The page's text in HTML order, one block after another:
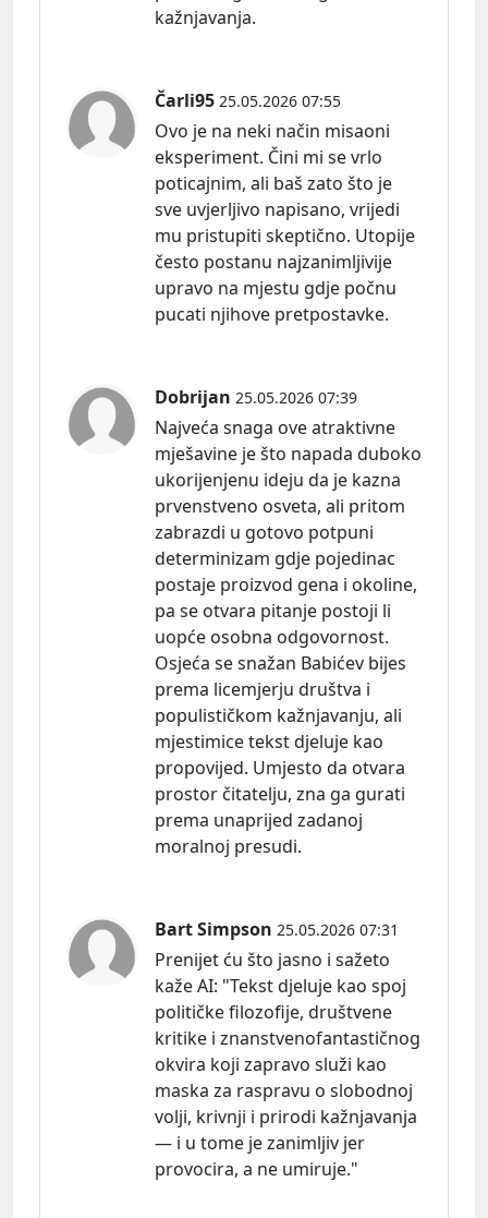
kažnjavanja.
Čarli95 25.05.2026 07:55
Ovo je na neki način misaoni
eksperiment. Čini mi se vrlo
poticajnim, ali baš zato što je
sve uvjerljivo napisano, vrijedi
mu pristupiti skeptično. Utopije
često postanu najzanimljivije
upravo na mjestu gdje počnu
pucati njihove pretpostavke.
Dobrijan 25.05.2026 07:39
Najveća snaga ove atraktivne
mješavine je što napada duboko
ukorijenjenu ideju da je kazna
prvenstveno osveta, ali pritom
zabrazdi u gotovo potpuni
determinizam gdje pojedinac
postaje proizvod gena i okoline,
pa se otvara pitanje postoji li
uopće osobna odgovornost.
Osjeća se snažan Babićev bijes
prema licemjerju društva i
populističkom kažnjavanju, ali
mjestimice tekst djeluje kao
propovijed. Umjesto da otvara
prostor čitatelju, zna ga gurati
prema unaprijed zadanoj
moralnoj presudi.
Bart Simpson 25.05.2026 07:31
Prenijet ću što jasno i sažeto
kažeAI: "Tekst djeluje kao spoj
političke filozofije, društvene
kritike i znanstvenofantastičnog
okvira koji zapravo služi kao
maska za raspravu o slobodnoj
volji, krivnji i prirodi kažnjavanja
— i u tome je zanimljiv jer
provocira, a ne umiruje."